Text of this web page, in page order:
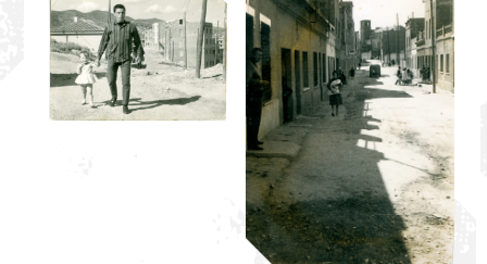
Bloc del
Comandant
Trinitat Vella|Refotografia
Ballada de
Sardanes
Trinitat Vella|Refotografia